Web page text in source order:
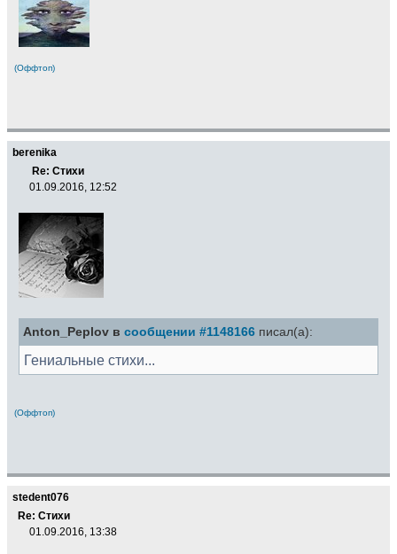
(Оффтоп)
berenika
Re: Стихи
01.09.2016, 12:52
Anton_Peplov в сообщении #1148166 писал(а):
Гениальные стихи...
(Оффтоп)
stedent076
Re: Стихи
01.09.2016, 13:38